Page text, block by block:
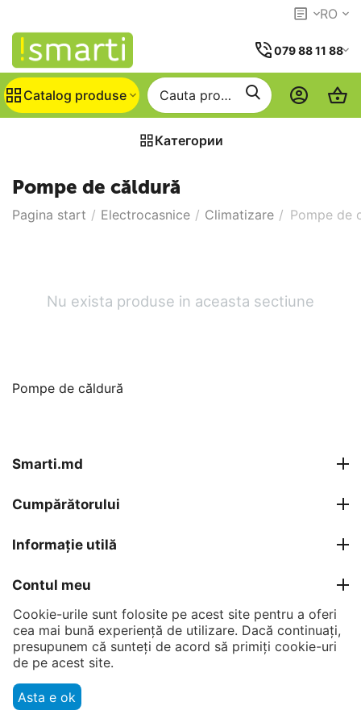
RO
079 88 11 88
Catalog produse
Категории
Pompe de căldură
Pagina start / Electrocasnice / Climatizare / Pompe de
Pompe de căldură
Nu exista produse in aceasta sectiune
Smarti.md
Cumpărătorului
Informație utilă
Contul meu
Contacte
© 2007 - 2026 Smarti Computer SRL.
Cookie-urile sunt folosite pe acest site pentru a oferi
cea mai bună experiență de utilizare. Dacă continuați,
presupunem că sunteți de acord să primiți cookie-uri
de pe acest site.
Asta e ok